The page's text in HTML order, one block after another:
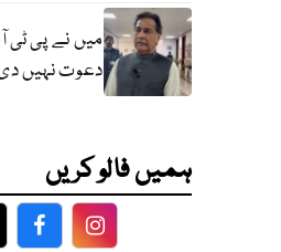
میں نے پی ٹی
دعوت نہیں
ہمیں فالو کریں
FacebookFacebook